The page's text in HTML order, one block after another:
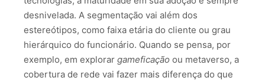
desnivelada. A segmentação vai além dos
estereótipos, como faixa etária do cliente ou grau
hierárquico do funcionário. Quando se pensa, por
exemplo, em explorar gameficação ou metaverso, a
cobertura de rede vai fazer mais diferença do que